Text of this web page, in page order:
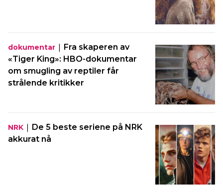
dokumentar | Fra skaperen av
«Tiger King»: HBO-dokumentar
om smugling av reptiler får
strålende kritikker
NRK | De 5 beste seriene på NRK
akkurat nå